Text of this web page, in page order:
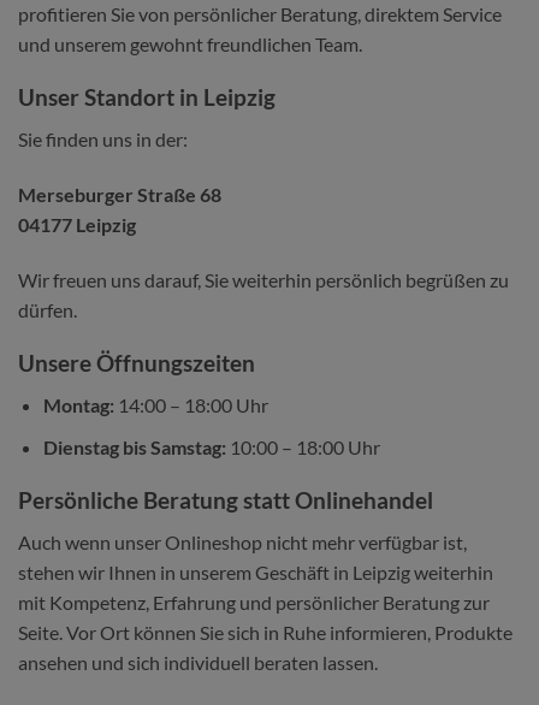
profitieren Sie von persönlicher Beratung, direktem Service
und unserem gewohnt freundlichen Team.
Unser Standort in Leipzig
Sie finden uns in der:
Merseburger Straße 68
04177 Leipzig
Wir freuen uns darauf, Sie weiterhin persönlich begrüßen zu
dürfen.
Unsere Öffnungszeiten
Montag: 14:00 – 18:00 Uhr
Dienstag bis Samstag: 10:00 – 18:00 Uhr
Persönliche Beratung statt Onlinehandel
Auch wenn unser Onlineshop nicht mehr verfügbar ist,
stehen wir Ihnen in unserem Geschäft in Leipzig weiterhin
mit Kompetenz, Erfahrung und persönlicher Beratung zur
Seite. Vor Ort können Sie sich in Ruhe informieren, Produkte
ansehen und sich individuell beraten lassen.